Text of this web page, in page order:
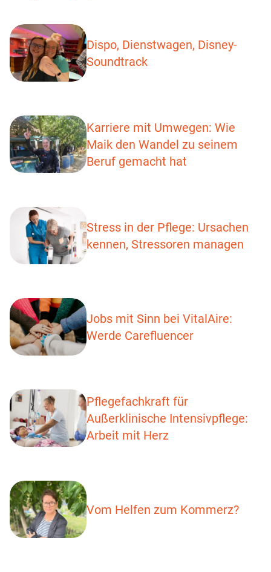
Dispo, Dienstwagen, Disney-
Soundtrack
Karriere mit Umwegen: Wie
Maik den Wandel zu seinem
Beruf gemacht hat
Stress in der Pflege: Ursachen
kennen, Stressoren managen
Jobs mit Sinn bei VitalAire:
Werde Carefluencer
Pflegefachkraft für
Außerklinische Intensivpflege:
Arbeit mit Herz
Vom Helfen zum Kommerz?